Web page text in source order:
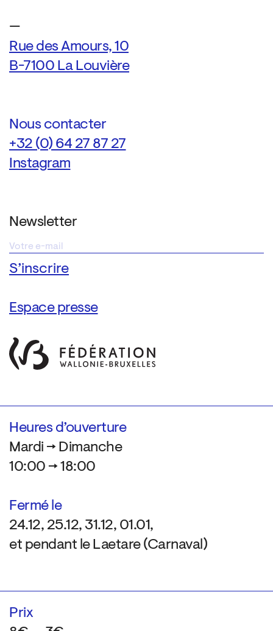
—
Rue des Amours, 10
B-7100 La Louvière
Nous contacter
+32 (0) 64 27 87 27
Instagram
Newsletter
Espace presse
Heures d’ouverture
Mardi → Dimanche
10:00 → 18:00
Fermé le
24.12, 25.12, 31.12, 01.01,
et pendant le Laetare (Carnaval)
Prix